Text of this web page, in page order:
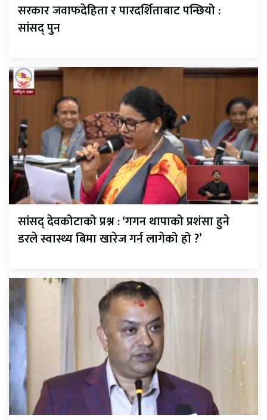
सरकार जवाफदेहिता र पारदर्शिताबाट पन्छियो :
सांसद् पुन
सांसद् देवकोटाको प्रश्न : ‘गगन थापाको प्रशंसा हुने
डरले स्वास्थ्य बिमा खारेज गर्न लागेको हो ?’